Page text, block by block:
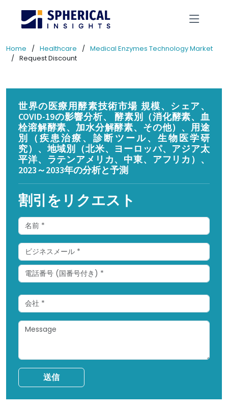
Home Healthcare
Medical Enzymes Technology Market
Request Discount
世界の医療用酵素技術市場 規模、シェア、
COVID-19の影響分析、 酵素別（消化酵素、血
栓溶解酵素、加水分解酵素、その他）、用途
別（疾患治療、診断ツール、生物医学研
究）、地域別（北米、ヨーロッパ、アジア太
平洋、ラテンアメリカ、中東、アフリカ）、
2023～2033年の分析と予測
割引をリクエスト
送信